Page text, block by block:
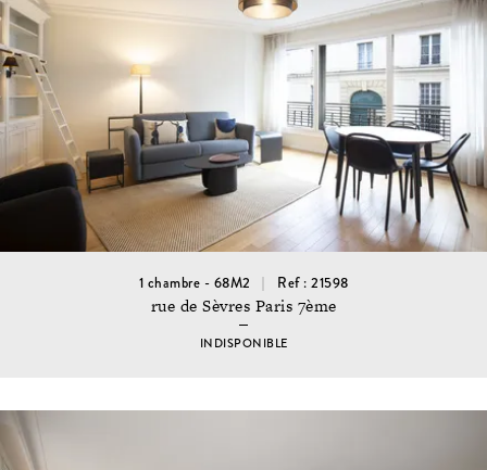
1 chambre - 68M2 Ref : 21598
rue de Sèvres Paris 7ème
INDISPONIBLE